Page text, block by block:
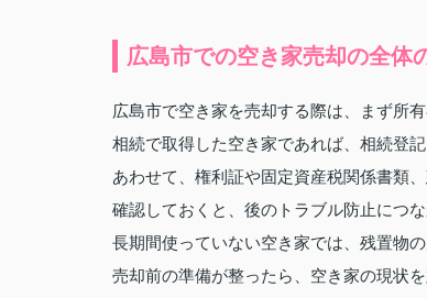
広島市での空き家売却の全体
広島市で空き家を売却する際は、まず所
相続で取得した空き家であれば、相続登
あわせて、権利証や固定資産税関係書類
確認しておくと、後のトラブル防止につな
長期間使っていない空き家では、残置物
売却前の準備が整ったら、空き家の現状